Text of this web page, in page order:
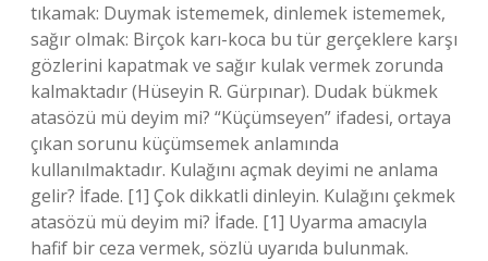
tıkamak: Duymak istememek, dinlemek istememek,
sağır olmak: Birçok karı-koca bu tür gerçeklere karşı
gözlerini kapatmak ve sağır kulak vermek zorunda
kalmaktadır (Hüseyin R. Gürpınar). Dudak bükmek
atasözü mü deyim mi? “Küçümseyen” ifadesi, ortaya
çıkan sorunu küçümsemek anlamında
kullanılmaktadır. Kulağını açmak deyimi ne anlama
gelir? İfade. [1] Çok dikkatli dinleyin. Kulağını çekmek
atasözü mü deyim mi? İfade. [1] Uyarma amacıyla
hafif bir ceza vermek, sözlü uyarıda bulunmak.